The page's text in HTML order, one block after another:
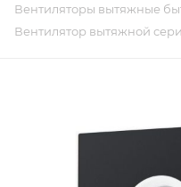
Вентиляторы вытяжные
Вентилятор вытяжной